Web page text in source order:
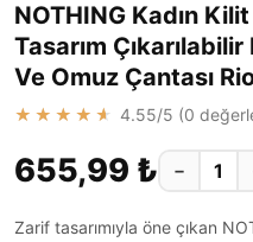
NOTHING Kadın
Tasarım
Ve Omuz Çantası
★★★★★ 4.55/5 (0
655,99 ₺ −
Zarif tasarımıyla öne çıkan